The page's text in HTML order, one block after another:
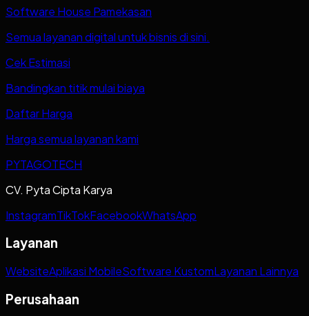
Software House Pamekasan
Semua layanan digital untuk bisnis di sini.
Cek Estimasi
Bandingkan titik mulai biaya
Daftar Harga
Harga semua layanan kami
PYTAGOTECH
CV. Pyta Cipta Karya
InstagramTikTokFacebookWhatsApp
Layanan
WebsiteAplikasi MobileSoftware KustomLayanan Lainnya
Perusahaan